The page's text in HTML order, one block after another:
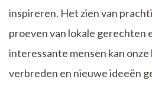
inspireren. Het zien van
proeven van lokale gerechten
interessante mensen kan
verbreden en nieuwe ideeën